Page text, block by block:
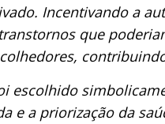
Incentivando a
que
escolhido
e a priorização da